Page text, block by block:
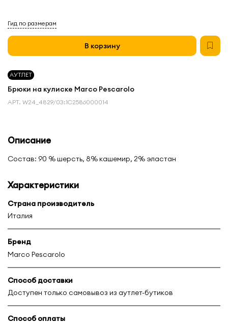
АУТЛЕТ
Брюки на кулиске Marco Pescarolo
АРТ. W24_4829/03:1С2586000014
Гид по размерам
В корзину
Описание
Состав: 90 % шерсть, 8% кашемир, 2% эластан
Характеристики
Страна производитель
Италия
Бренд
Marco Pescarolo
Способ доставки
Доступен только самовывоз из аутлет-бутиков
Способ оплаты